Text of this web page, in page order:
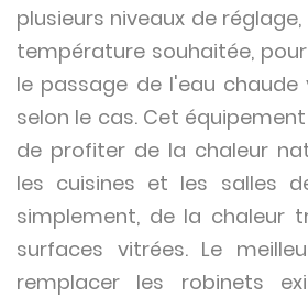
plusieurs niveaux de
température souhaitée,
le passage de l'eau chaude
selon le cas. Cet
de profiter de la chaleur
les cuisines et les salles
simplement, de la chaleur
surfaces vitrées. Le
remplacer les robinets